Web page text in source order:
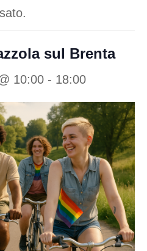
sul Brenta
10:00 - 18:00